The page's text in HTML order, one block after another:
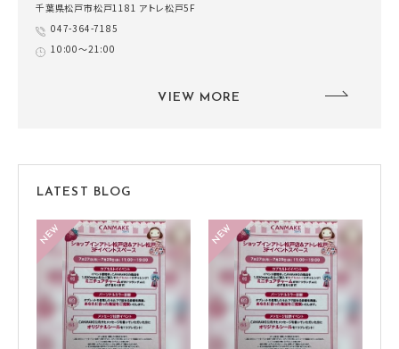
千葉県松戸市松戸1181 アトレ松戸5F
047-364-7185
10:00～21:00
VIEW MORE
LATEST BLOG